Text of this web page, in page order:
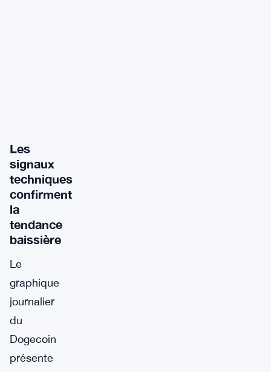
Les
signaux
techniques
confirment
la
tendance
baissière
Le
graphique
journalier
du
Dogecoin
présente